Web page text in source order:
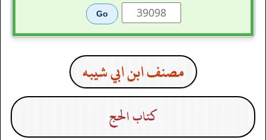
مصنف ابن ابي شيبه
كتاب الحج